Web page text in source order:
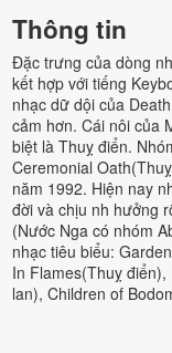
Thông tin
Đặc trưng của dòng
kết hợp với tiếng
nhạc dữ dội của
cảm hơn. Cái nôi của
biệt là Thuỵ điển.
Ceremonial
năm 1992. Hiện nay
đời và chịu nh hưởng
(Nước Nga có nhóm
nhạc tiêu biểu:
In Flames(Thuỵ
lan), Children of